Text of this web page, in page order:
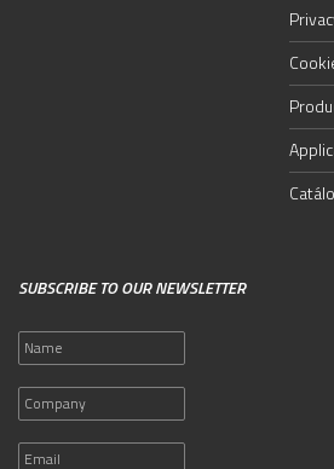
SUBSCRIBE TO OUR NEWSLETTER